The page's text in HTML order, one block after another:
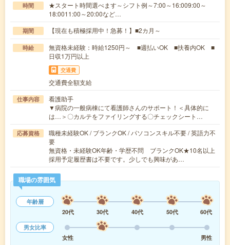
時間
★スタート時間選べます～シフト例～7:00～16:009:00～
18:0011:00～20:00など…
期間 【現在も積極採用中！急募！】■2カ月～
時給
無資格未経験：時給1250円～ ■週払いOK ■扶養内OK ■
日収1万円以上
交通費
交通費全額支給
仕事内容
看護助手
▼病院の一般病棟にて看護師さんのサポート！＜具体的に
は…＞〇カルテをファイリングする〇チェックシート…
応募資格
職種未経験OK / ブランクOK / パソコンスキル不要 / 英語力不
要
無資格・未経験OK年齢・学歴不問 ブランクOK★10名以上
採用予定履歴書は不要です。少しでも興味があ…
職場の雰囲気
年齢層
20代
30代 40代 50代
60代
男女比率
女性
男性